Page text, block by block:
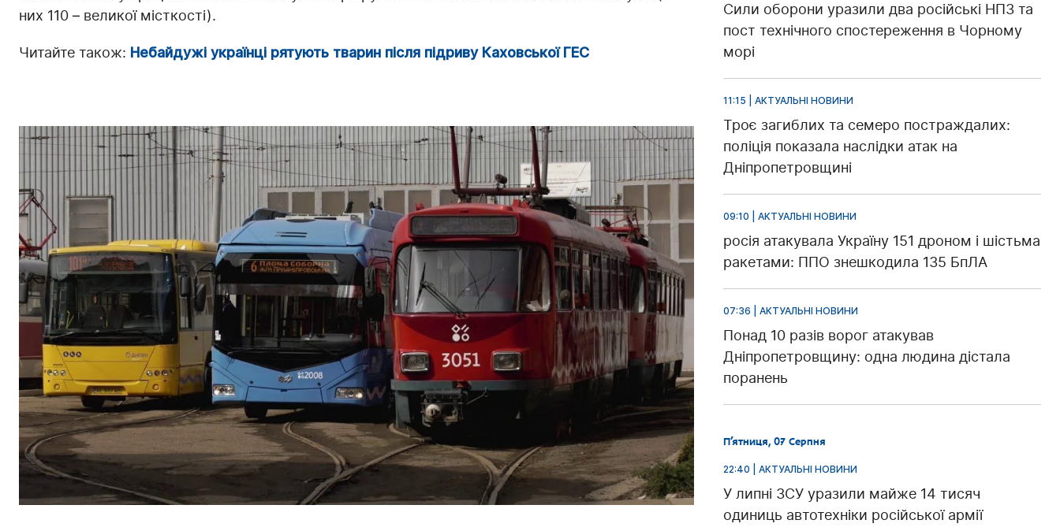
них 110 – великої місткості).
Читайте також: Небайдужі українці рятують тварин після підриву Каховської ГЕС
Сили оборони уразили два російські НПЗ та
пост технічного спостереження в Чорному
морі
11:15 | АКТУАЛЬНІ НОВИНИ
Троє загиблих та семеро постраждалих:
поліція показала наслідки атак на
Дніпропетровщині
09:10 | АКТУАЛЬНІ НОВИНИ
росія атакувала Україну 151 дроном і шістьма
ракетами: ППО знешкодила 135 БпЛА
07:36 | АКТУАЛЬНІ НОВИНИ
Понад 10 разів ворог атакував
Дніпропетровщину: одна людина дістала
поранень
П’ятниця, 07 Серпня
22:40 | АКТУАЛЬНІ НОВИНИ
У липні ЗСУ уразили майже 14 тисяч
одиниць автотехніки російської армії